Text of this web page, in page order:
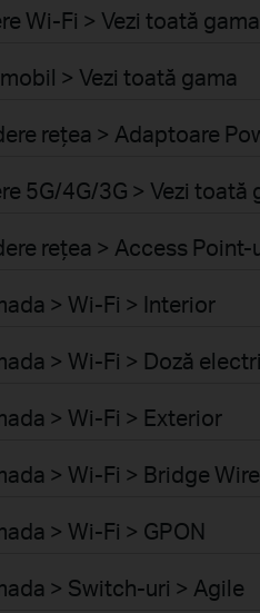
Wi-Fi > Vezi toată gama
> Vezi toată gama
rețea > Adaptoare
5G/4G/3G > Vezi toată
rețea > Access Point-
> Wi-Fi > Interior
> Wi-Fi > Doză
> Wi-Fi > Exterior
> Wi-Fi > Bridge
> Wi-Fi > GPON
> Switch-uri > Agile